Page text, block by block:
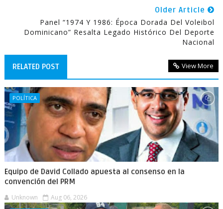
Older Article
Panel “1974 Y 1986: Época Dorada Del Voleibol
Dominicano” Resalta Legado Histórico Del Deporte
Nacional
RELATED POST View More
POLÍTICA
Equipo de David Collado apuesta al consenso en la
convención del PRM
Unknown Aug 06, 2026